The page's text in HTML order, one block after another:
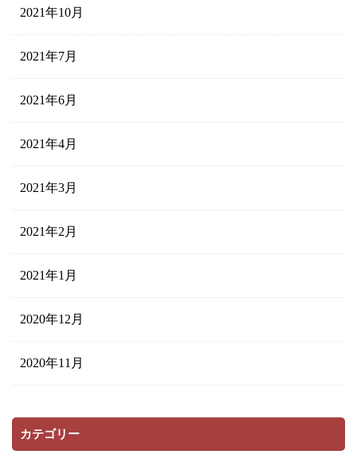
2021年10月
2021年7月
2021年6月
2021年4月
2021年3月
2021年2月
2021年1月
2020年12月
2020年11月
カテゴリー